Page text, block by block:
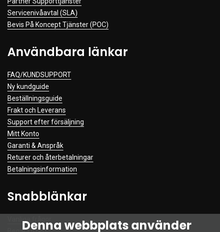
Servicenivåavtal (SLA)
Bevis På Koncept Tjänster (POC)
Användbara länkar
FAQ/KUNDSUPPORT
Ny kundguide
Beställningsguide
Frakt och Leverans
Support efter försäljning
Mitt Konto
Garanti & Anspråk
Returer och återbetalningar
Betalningsinformation
Snabblänkar
Denna webbplats använder